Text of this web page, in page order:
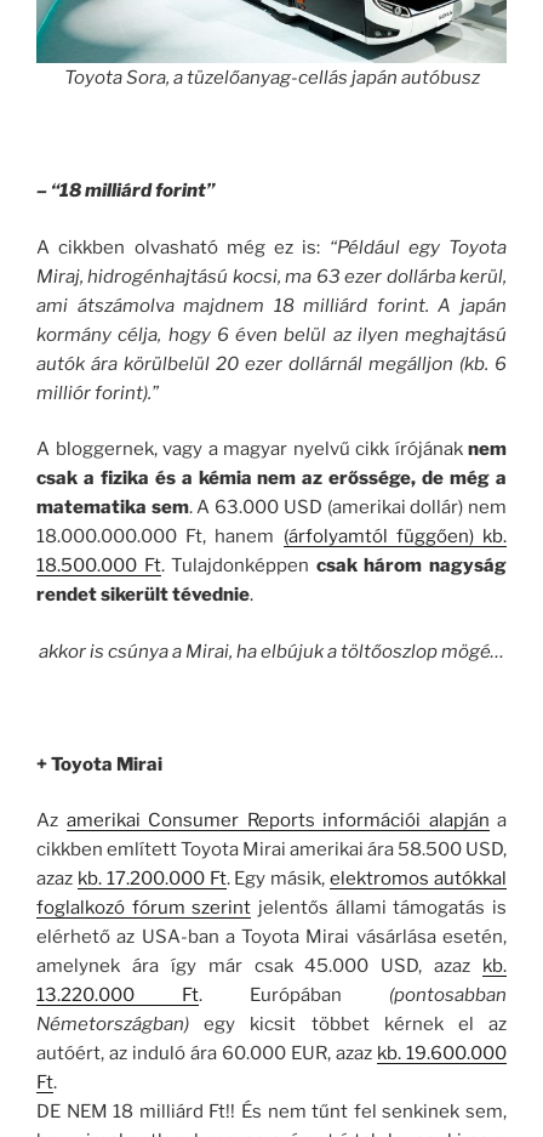
Toyota Sora, a tüzelőanyag-cellás japán autóbusz
– “18 milliárd forint”
A cikkben olvasható még ez is: “Például egy Toyota
Miraj, hidrogénhajtású kocsi, ma 63 ezer dollárba kerül,
ami átszámolva majdnem 18 milliárd forint.A japán
kormány célja, hogy 6 éven belül az ilyen meghajtású
autók ára körülbelül 20 ezer dollárnál megálljon (kb. 6
milliór forint).”
A bloggernek, vagy a magyar nyelvű cikk írójának nem
csak a fizika és a kémia nem az erőssége, de még a
matematika sem. A 63.000 USD (amerikai dollár) nem
18.000.000.000 Ft, hanem (árfolyamtól függően) kb.
18.500.000 Ft. Tulajdonképpen csak három nagyság
rendet sikerült tévednie.
akkor is csúnya a Mirai, ha elbújuk a töltőoszlop mögé…
+ Toyota Mirai
Az amerikai Consumer Reports információi alapján a
cikkben említett Toyota Mirai amerikai ára 58.500 USD,
azaz kb. 17.200.000 Ft. Egy másik,elektromos autókkal
foglalkozó fórum szerint jelentős állami támogatás is
elérhető az USA-ban a Toyota Mirai vásárlása esetén,
amelynek ára így már csak 45.000 USD, azaz
kb.
13.220.000 Ft. Európában (pontosabban
Németországban) egy kicsit többet kérnek el az
autóért, az induló ára 60.000 EUR, azaz kb. 19.600.000
Ft.
DE NEM 18 milliárd Ft!! És nem tűnt fel senkinek sem,